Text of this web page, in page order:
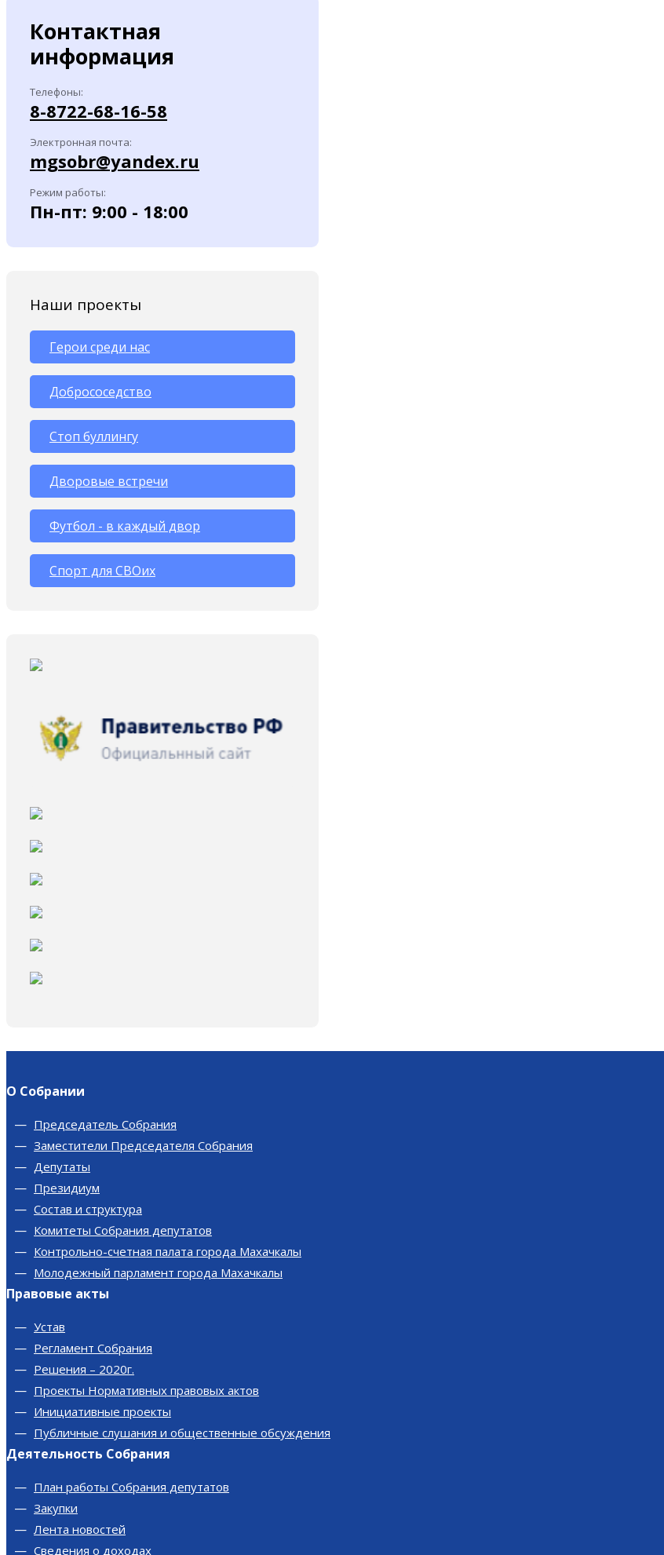
Контактная
информация
Телефоны:
8-8722-68-16-58
Электронная почта:
mgsobr@yandex.ru
Режим работы:
Пн-пт: 9:00 - 18:00
Наши проекты
Герои среди нас
Добрососедство
Стоп буллингу
Дворовые встречи
Футбол - в каждый двор
Спорт для СВОих
О Собрании
Председатель Собрания
Заместители Председателя Собрания
Депутаты
Президиум
Состав и структура
Комитеты Собрания депутатов
Контрольно-счетная палата города Махачкалы
Молодежный парламент города Махачкалы
Правовые акты
Устав
Регламент Собрания
Решения – 2020г.
Проекты Нормативных правовых актов
Инициативные проекты
Публичные слушания и общественные обсуждения
Деятельность Собрания
План работы Собрания депутатов
Закупки
Лента новостей
Сведения о доходах